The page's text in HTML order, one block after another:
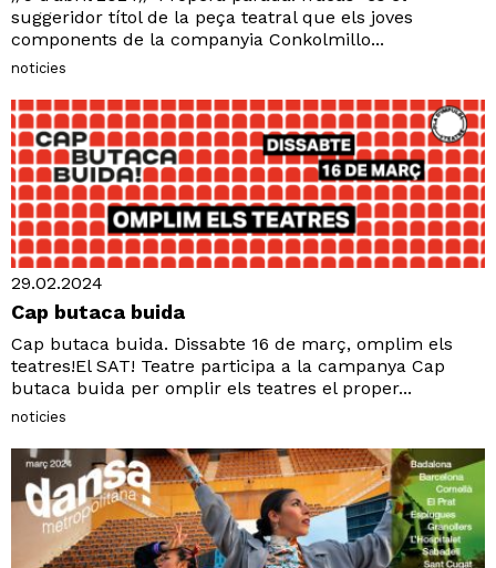
suggeridor títol de la peça teatral que els joves
components de la companyia Conkolmillo...
noticies
29.02.2024
Cap butaca buida
Cap butaca buida. Dissabte 16 de març, omplim els
teatres!El SAT! Teatre participa a la campanya Cap
butaca buida per omplir els teatres el proper...
noticies